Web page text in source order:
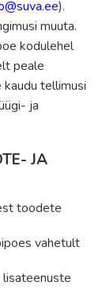
).
muuta.
kodulehel
peale
tellimusi
ja
JA
toodete
vahetult